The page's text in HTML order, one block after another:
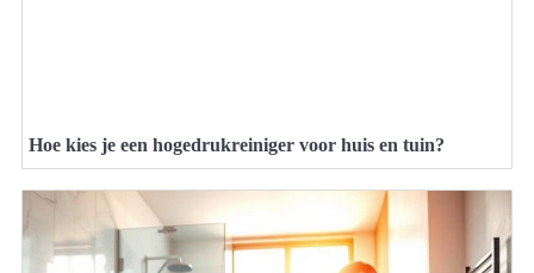
Hoe kies je een hogedrukreiniger voor huis en tuin?